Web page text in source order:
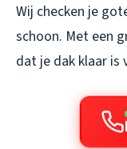
Wij checken je
schoon. Met een
dat je dak klaar is